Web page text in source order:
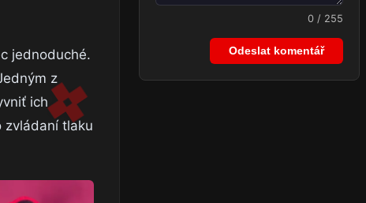
jednoduché.
z
ich
zvládaní tlaku
0 / 255
Odeslat komentář